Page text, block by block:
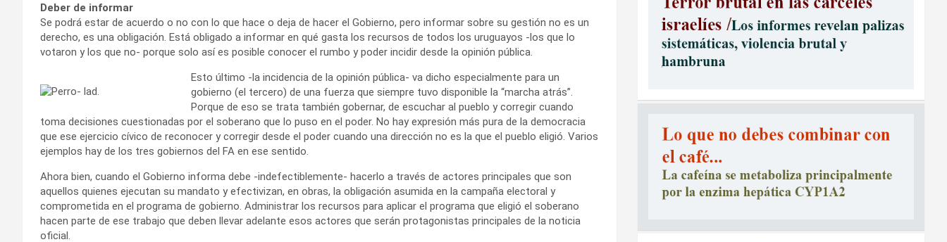
Deber de informar
Se podrá estar de acuerdo o no con lo que hace o deja de hacer el Gobierno, pero informar sobre su gestión no es un
derecho, es una obligación. Está obligado a informar en qué gasta los recursos de todos los uruguayos -los que lo
votaron y los que no- porque solo así es posible conocer el rumbo y poder incidir desde la opinión pública.
Esto último -la incidencia de la opinión pública- va dicho especialmente para un
gobierno (el tercero) de una fuerza que siempre tuvo disponible la “marcha atrás”.
Porque de eso se trata también gobernar, de escuchar al pueblo y corregir cuando
toma decisiones cuestionadas por el soberano que lo puso en el poder. No hay expresión más pura de la democracia
que ese ejercicio cívico de reconocer y corregir desde el poder cuando una dirección no es la que el pueblo eligió. Varios
ejemplos hay de los tres gobiernos del FA en ese sentido.
Ahora bien, cuando el Gobierno informa debe -indefectiblemente- hacerlo a través de actores principales que son
aquellos quienes ejecutan su mandato y efectivizan, en obras, la obligación asumida en la campaña electoral y
comprometida en el programa de gobierno. Administrar los recursos para aplicar el programa que eligió el soberano
hacen parte de ese trabajo que deben llevar adelante esos actores que serán protagonistas principales de la noticia
oficial.